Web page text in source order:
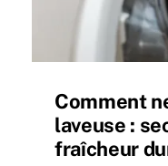
Comment
laveuse :
fraîcheur